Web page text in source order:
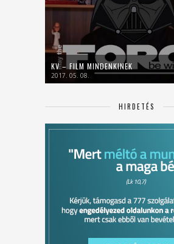
KV – FILM MINDENKINEK
2017. 05. 08.
HIRDETÉS